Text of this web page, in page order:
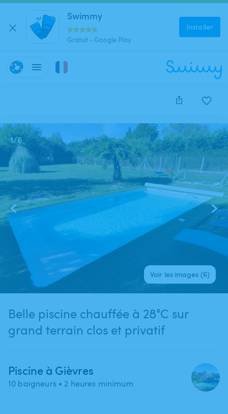
Swimmy
Gratuit - Google Play
Installer
Cette annonce est close et ne peut être réservée.
1/6
Voir les images (6)
Belle piscine chauffée à 28°C sur
grand terrain clos et privatif
Piscine à Gièvres
10 baigneurs • 2 heures minimum